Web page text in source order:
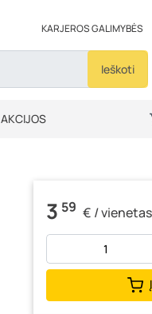
KARJEROS GALIMYBĖS
Ieškoti
AKCIJOS
3 59 € / vienetas